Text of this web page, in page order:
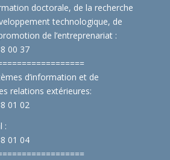
doctorale, de la recherche
technologique, de
de l’entreprenariat :
00 37
====
d’information et de
relations extérieures:
01 02
:
01 04
====